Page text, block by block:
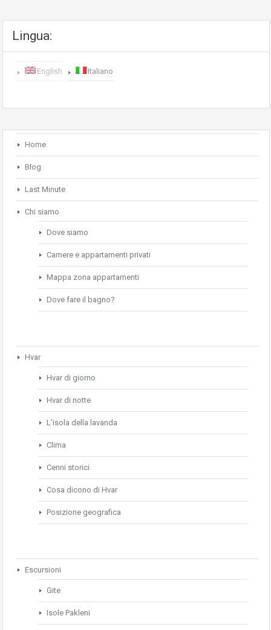
Lingua:
English Italiano
Home
Blog
Last Minute
Chi siamo
Dove siamo
Camere e appartamenti privati
Mappa zona appartamenti
Dove fare il bagno?
Hvar
Hvar di giorno
Hvar di notte
L’isola della lavanda
Clima
Cenni storici
Cosa dicono di Hvar
Posizione geografica
Escursioni
Gite
Isole Pakleni